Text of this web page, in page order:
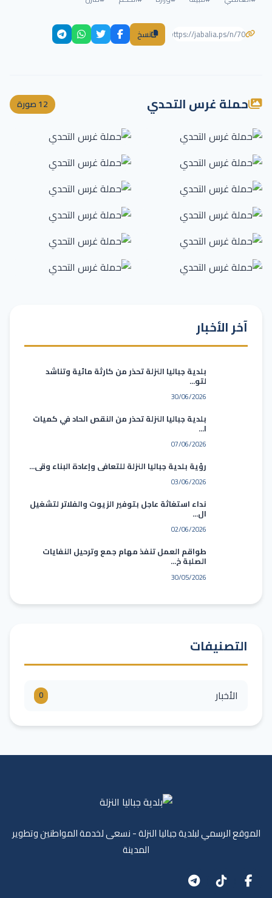
نسخ
حملة غرس التحدي 12 صورة
آخر الأخبار
بلدية جباليا النزلة تحذر من كارثة مائية وتناشد
لتو...
30/06/2026
بلدية جباليا النزلة تحذر من النقص الحاد في كميات
ا...
07/06/2026
رؤية بلدية جباليا النزلة للتعافي وإعادة البناء وقي...
03/06/2026
نداء استغاثة عاجل بتوفير الزيوت والفلاتر لتشغيل
ال...
02/06/2026
طواقم العمل تنفذ مهام جمع وترحيل النفايات
الصلبة خ...
30/05/2026
التصنيفات
الأخبار 0
الموقع الرسمي لبلدية جباليا النزلة - نسعى لخدمة المواطنين وتطوير
المدينة